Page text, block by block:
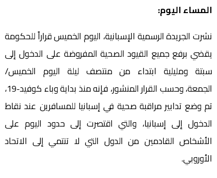
المساء اليوم:
نشرت الجريدة الرسمية الإسبانية، اليوم الخميس قراراً للحكومة
يقضي برفع جميع القيود الصحية المفروضة على الدخول إلى
سبتة ومليلية ابتداء من منتصف ليلة اليوم الخميس/
الجمعة، وحسب القرار المنشور، فإنه منذ بداية وباء كوفيد-19،
تم وضع تدابير مراقبة صحية في إسبانيا للمسافرين عند نقاط
الدخول إلى إسبانيا، والتي اقتصرت إلى حدود اليوم على
الأشخاص القادمين من الدول التي لا تنتمي إلى الاتحاد
الأوروبي.